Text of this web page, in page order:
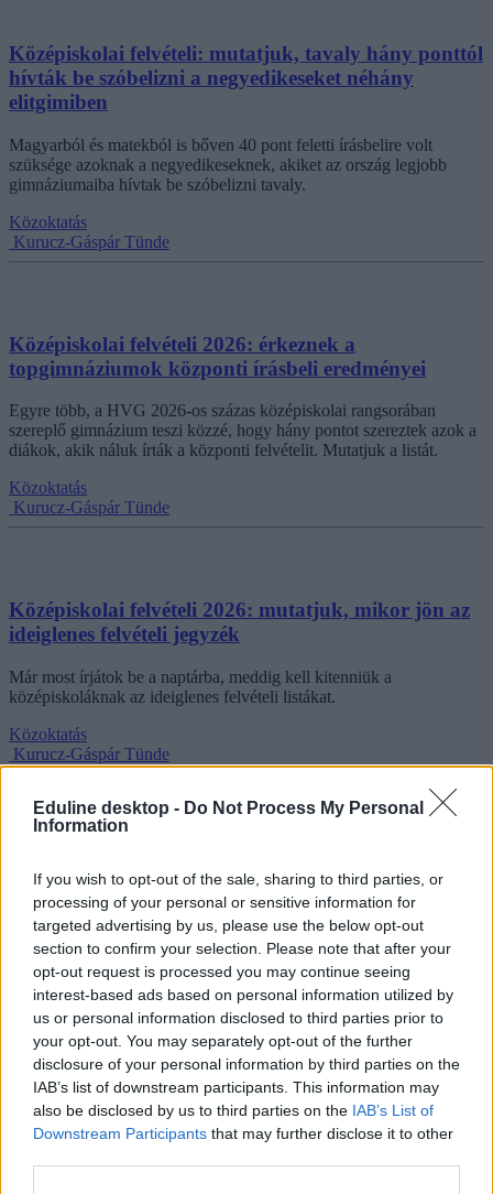
Eduline desktop - Do Not Process My Personal
Information
If you wish to opt-out of the sale, sharing to third parties, or
processing of your personal or sensitive information for
targeted advertising by us, please use the below opt-out
section to confirm your selection. Please note that after your
opt-out request is processed you may continue seeing
interest-based ads based on personal information utilized by
us or personal information disclosed to third parties prior to
your opt-out. You may separately opt-out of the further
disclosure of your personal information by third parties on the
IAB’s list of downstream participants. This information may
also be disclosed by us to third parties on the IAB’s List of
Downstream Participants that may further disclose it to other
Középiskolai felvételi: mutatjuk, tavaly hány ponttól
hívták be szóbelizni a negyedikeseket néhány
elitgimiben
Magyarból és matekból is bőven 40 pont feletti írásbelire volt
szüksége azoknak a negyedikeseknek, akiket az ország legjobb
gimnáziumaiba hívtak be szóbelizni tavaly.
Közoktatás
Kurucz-Gáspár Tünde
Középiskolai felvételi 2026: érkeznek a
topgimnáziumok központi írásbeli eredményei
Egyre több, a HVG 2026-os százas középiskolai rangsorában
szereplő gimnázium teszi közzé, hogy hány pontot szereztek azok a
diákok, akik náluk írták a központi felvételit. Mutatjuk a listát.
Közoktatás
Kurucz-Gáspár Tünde
Középiskolai felvételi 2026: mutatjuk, mikor jön az
ideiglenes felvételi jegyzék
Már most írjátok be a naptárba, meddig kell kitenniük a
középiskoláknak az ideiglenes felvételi listákat.
Közoktatás
Kurucz-Gáspár Tünde
megoldókulcsa is változott
Ismét változott a középiskolai felvételi javítókulcsa. Mutatjuk, mire
járhatnak még pontok.
Közoktatás
Fuchs Viktória
Központi írásbeli 2026: a nyolcadikosok magyar
megoldókulcsa is változott
A hatodikos matek javítókulcs mellett a nyolcadikosok magyar